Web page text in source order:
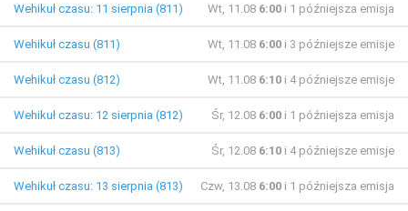
Wehikuł czasu: 11 sierpnia (811) Wt, 11.08 6:00 i 1 późniejsza emisja
Wehikuł czasu (811) Wt, 11.08 6:00 i 3 późniejsze emisje
Wehikuł czasu (812) Wt, 11.08 6:10 i 4 późniejsze emisje
Wehikuł czasu: 12 sierpnia (812) Śr, 12.08 6:00 i 1 późniejsza emisja
Wehikuł czasu (813) Śr, 12.08 6:10 i 4 późniejsze emisje
Wehikuł czasu: 13 sierpnia (813) Czw, 13.08 6:00 i 1 późniejsza emisja